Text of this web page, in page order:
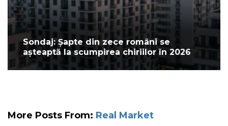
Sondaj: Șapte din zece români se
așteaptă la scumpirea chiriilor în 2026
More Posts From: Real Market